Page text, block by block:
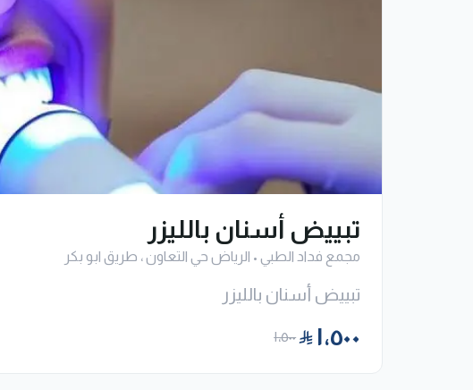
تبييض أسنان بالليزر
مجمع فداد الطبي• الرياض حي التعاون ، طريق ابو بكر
تبييض أسنان بالليزر
١٬٥٠٠ ١٬٥٠٠